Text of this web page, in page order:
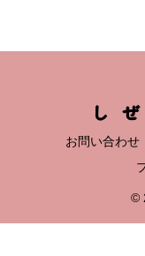
し
お問い合わせ
©